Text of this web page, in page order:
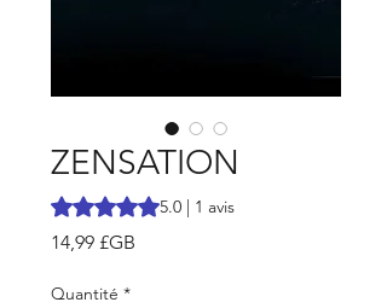
ZENSATION
La note est de 5.0 sur cinq étoiles selon
5.0 | 1 avis
14,99 £GB
Quantité *